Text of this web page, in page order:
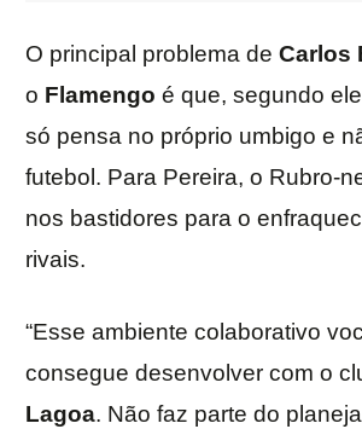
O principal problema de Carlos
o Flamengo é que, segundo
só pensa no próprio umbigo e
futebol. Para Pereira, o Rubro-
nos bastidores para o
rivais.
“Esse ambiente colaborativo
consegue desenvolver com o
Lagoa. Não faz parte do